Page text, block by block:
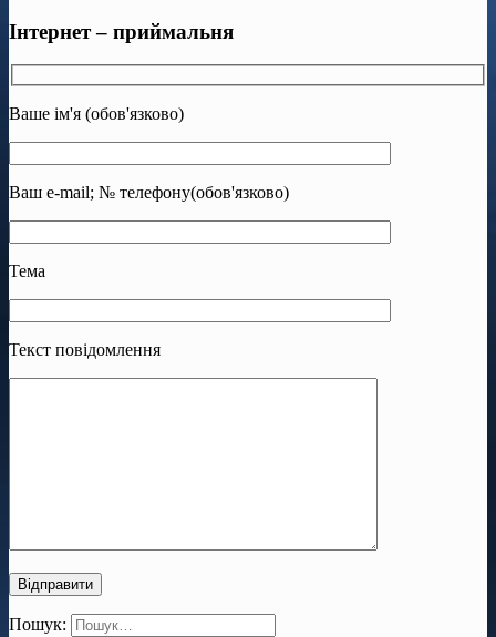
Інтернет – приймальня
Ваше ім'я (обов'язково)
Ваш e-mail; № телефону(обов'язково)
Тема
Текст повідомлення
Пошук: